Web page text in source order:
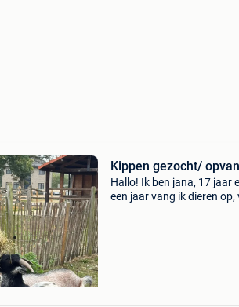
Kippen gezocht/
Hallo! Ik ben jana, 17 jaar
een jaar vang ik dieren